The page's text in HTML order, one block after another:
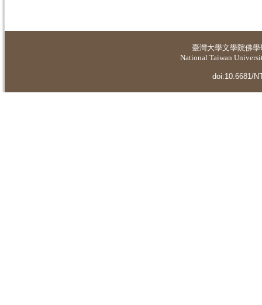
臺灣大學文學院佛
National Taiwan
doi:10.6681/